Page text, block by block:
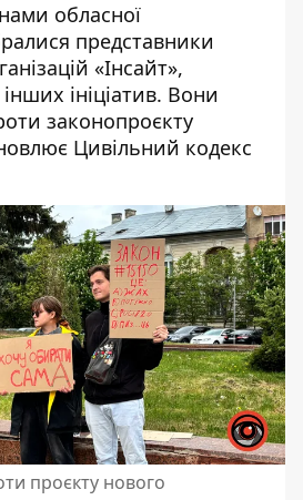
обласної
представники
«Інсайт»,
ініціатив. Вони
законопроєкту
Цивільний кодекс
проєкту нового